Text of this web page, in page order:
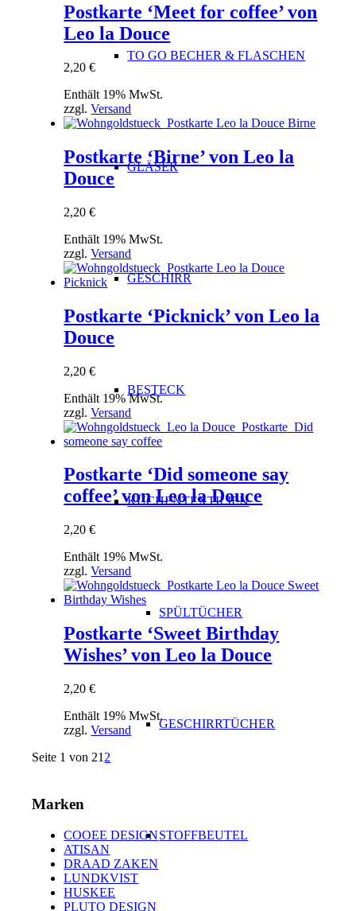
TO GO BECHER & FLASCHEN
GLÄSER
GESCHIRR
BESTECK
KÜCHENTEXTILIEN
SPÜLTÜCHER
GESCHIRRTÜCHER
STOFFBEUTEL
Postkarte ‘Meet for coffee’ von
Leo la Douce
2,20€
Enthält 19% MwSt.
zzgl.Versand
Postkarte ‘Birne’ von Leo la
Douce
2,20€
Enthält 19% MwSt.
zzgl.Versand
Postkarte ‘Picknick’ von Leo la
Douce
2,20€
Enthält 19% MwSt.
zzgl.Versand
Postkarte ‘Did someone say
coffee’ von Leo la Douce
2,20€
Enthält 19% MwSt.
zzgl.Versand
Postkarte ‘Sweet Birthday
Wishes’ von Leo la Douce
2,20€
Enthält 19% MwSt.
zzgl.Versand
Seite 1 von 21 2
Marken
COOEE DESIGN
ATISAN
DRAAD ZAKEN
LUNDKVIST
HUSKEE
PLUTO DESIGN